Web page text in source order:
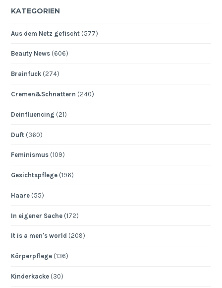
KATEGORIEN
Aus dem Netz gefischt (577)
Beauty News (606)
Brainfuck (274)
Cremen&Schnattern (240)
Deinfluencing (21)
Duft (360)
Feminismus (109)
Gesichtspflege (196)
Haare (55)
In eigener Sache (172)
It is a men's world (209)
Körperpflege (136)
Kinderkacke (30)